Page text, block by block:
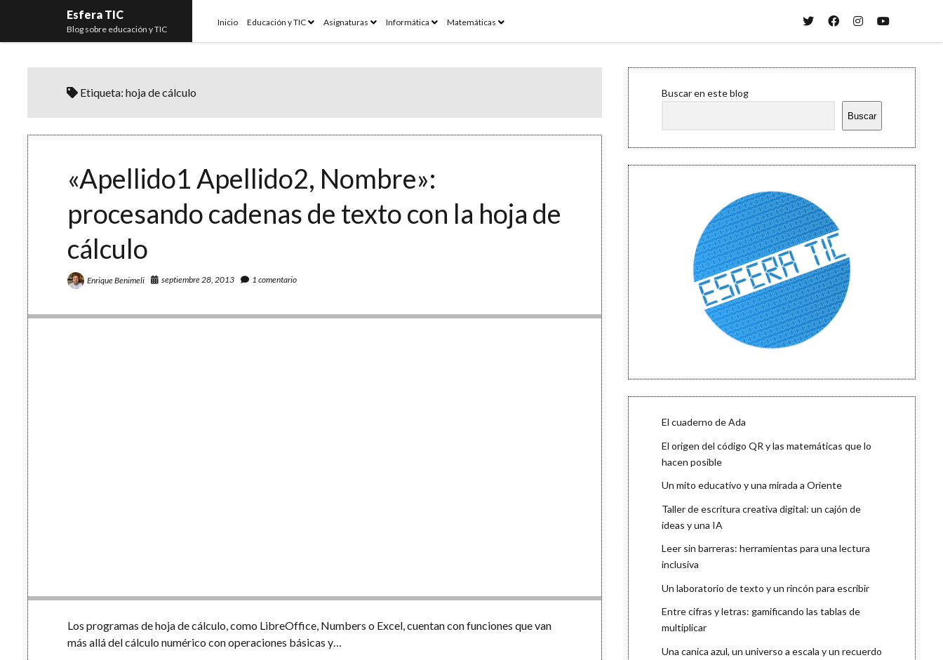
Esfera TIC
Blog sobre educación y TIC
Inicio Educación y TIC openAsignaturas openInformática openMatemáticas open
twitterfacebook
instagramyoutube
Etiqueta:hoja de cálculo
«Apellido1 Apellido2, Nombre»:
procesando cadenas de texto con la hoja de
cálculo
Enrique Benimeli septiembre 28, 2013 1 comentario
Los programas de hoja de cálculo, como LibreOffice, Numbers o Excel, cuentan con funciones que van
más allá del cálculo numérico con operaciones básicas y…
Sidebar
Buscar en este blog
Buscar
El cuaderno de Ada
El origen del código QR y las matemáticas que lo
hacen posible
Un mito educativo y una mirada a Oriente
Taller de escritura creativa digital: un cajón de
ideas y una IA
Leer sin barreras: herramientas para una lectura
inclusiva
Un laboratorio de texto y un rincón para escribir
Entre cifras y letras: gamificando las tablas de
multiplicar
Una canica azul, un universo a escala y un recuerdo